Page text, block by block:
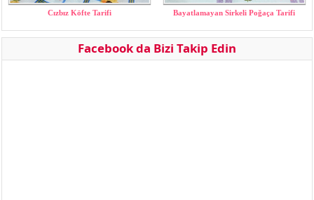
Cızbız Köfte Tarifi Bayatlamayan Sirkeli Poğaça Tarifi
Facebook da Bizi Takip Edin